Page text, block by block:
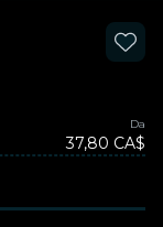
Da
37,80 CA$